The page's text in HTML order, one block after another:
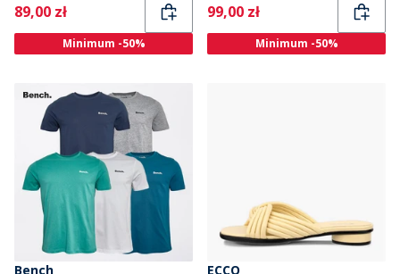
Current
89,00 zł
Minimum -50%
Current
99,00 zł
Minimum -50%
Bench
ECCO